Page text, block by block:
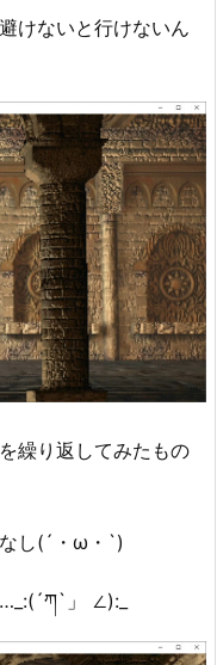
けないと行けないん
繰り返してみたもの
し(´・ω・`)
」 ∠):_